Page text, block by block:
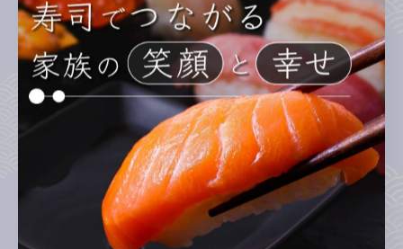
ランチ
ディナー
テイクアウト
お子様連れ
回転寿司
最近の投稿 Recent Posts